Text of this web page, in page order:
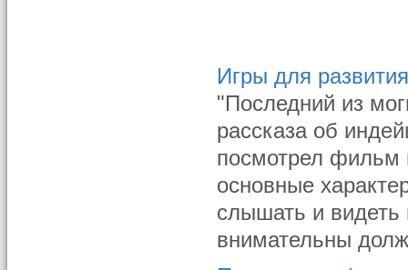
Игры для
"Последний из
рассказа об
посмотрел фильм
основные
слышать и видеть
внимательны